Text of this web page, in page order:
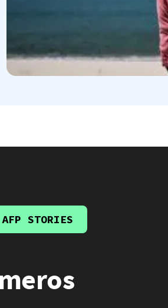
STORIES